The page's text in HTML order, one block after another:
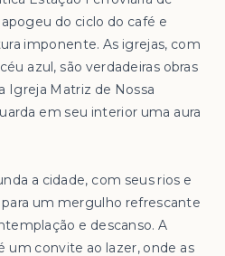
do ciclo do café e
imponente. As igrejas, com
azul, são verdadeiras obras
Igreja Matriz de Nossa
em seu interior uma aura
a cidade, com seus rios e
um mergulho refrescante
e descanso. A
um convite ao lazer, onde as